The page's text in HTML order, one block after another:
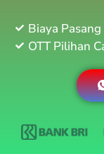
Biaya
OTT Pilihan